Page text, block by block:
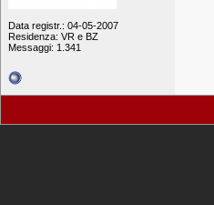
Data registr.: 04-05-2007
Residenza: VR e BZ
Messaggi: 1.341